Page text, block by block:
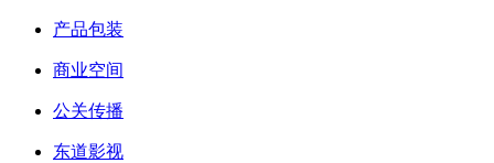
产品包装
商业空间
公关传播
东道影视